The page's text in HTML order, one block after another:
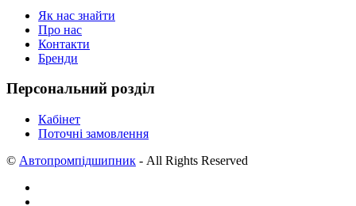
Як нас знайти
Про нас
Контакти
Бренди
Персональний розділ
Кабінет
Поточні замовлення
© Автопромпідшипник - All Rights Reserved